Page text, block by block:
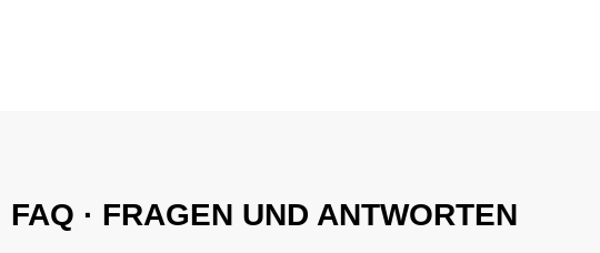
FAQ · FRAGEN UND ANTWORTEN